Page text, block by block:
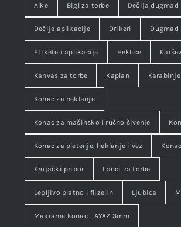
Alke Bigl za torbe Dečija dugmad
Dečije aplikacije Drikeri Dugmad
Etikete i aplikacije Heklice
Kanvas za torbe Kaplan
Konac za heklanje
Konac za mašinsko i ručno šivenje
Konac za pletenje, heklanje i vez
Krojački pribor Lanci za torbe
Lepljivo platno i flizelin Ljubica
Makrame konac - AYAZ 3mm